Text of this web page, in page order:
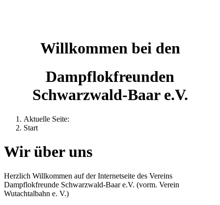
Willkommen bei den
Dampflokfreunden
Schwarzwald-Baar e.V.
Aktuelle Seite:
Start
Wir über uns
Herzlich Willkommen auf der Internetseite des Vereins
Dampflokfreunde Schwarzwald-Baar e.V. (vorm. Verein
Wutachtalbahn e. V.)